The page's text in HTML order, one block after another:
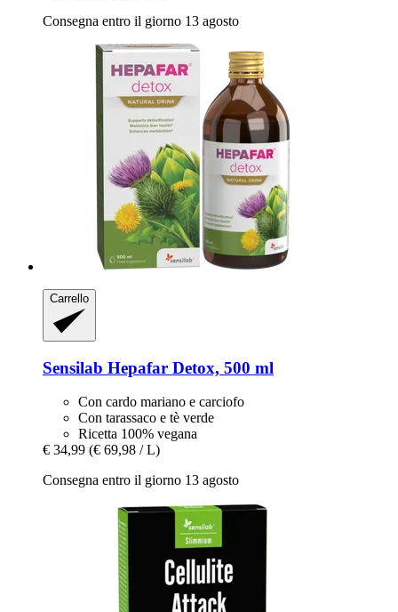
Consegna entro il giorno 13 agosto
Carrello
Sensilab Hepafar Detox, 500 ml
Con cardo mariano e carciofo
Con tarassaco e tè verde
Ricetta 100% vegana
€ 34,99 (€ 69,98 / L)
Consegna entro il giorno 13 agosto